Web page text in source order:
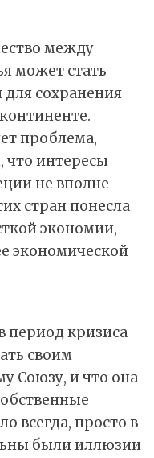
между
может стать
сохранения
проблема,
что интересы
не вполне
стран понесла
экономии,
экономической
период кризиса
своим
Союзу, и что она
всегда, просто в
были иллюзии